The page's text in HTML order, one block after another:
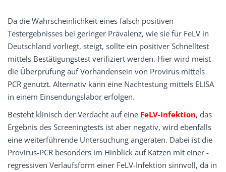
Da die Wahrscheinlichkeit eines falsch positiven
Testergebnisses bei geringer Prävalenz, wie sie für FeLV in
Deutschland vorliegt, steigt, sollte ein positiver Schnelltest
mittels Bestätigungstest verifiziert werden. Hier wird meist
die Überprüfung auf Vorhandensein von Provirus mittels
PCR genutzt. Alternativ kann eine Nachtestung mittels ELISA
in einem Einsendungslabor erfolgen.
Besteht klinisch der Verdacht auf eine FeLV-Infek­tion, das
Ergebnis des Screeningtests ist aber negativ, wird ebenfalls
eine weiterführende Unter­suchung angeraten. Dabei ist die
Provirus-PCR besonders im Hinblick auf Katzen mit einer ­
regressiven Verlaufsform einer FeLV-Infektion sinnvoll, da in